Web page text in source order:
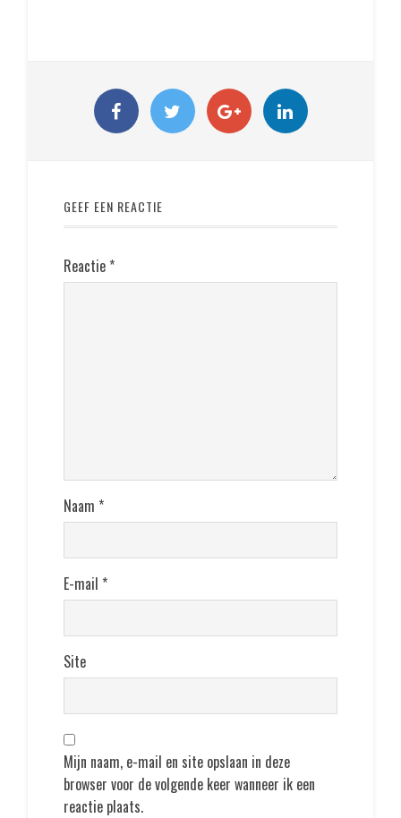
GEEF EEN REACTIE
Reactie *
Naam *
E-mail *
Site
Mijn naam, e-mail en site opslaan in deze
browser voor de volgende keer wanneer ik een
reactie plaats.